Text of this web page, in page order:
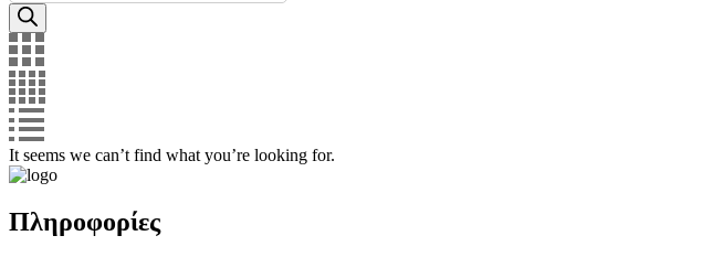
It seems we can’t find what you’re looking for.
Πληροφορίες